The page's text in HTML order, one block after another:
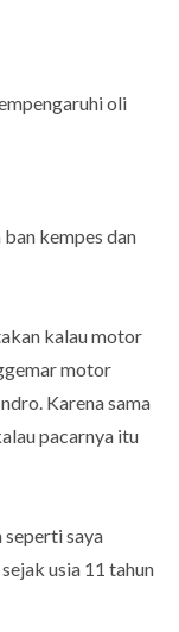
oli
kempes dan
kalau motor
motor
Karena sama
pacarnya itu
seperti saya
usia 11 tahun